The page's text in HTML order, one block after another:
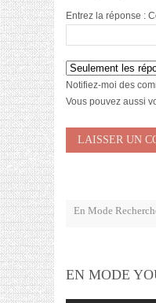
Entrez la réponse :
Notifiez-moi des
Vous pouvez aussi
EN MODE